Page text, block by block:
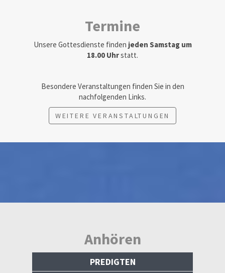
Termine
Unsere Gottesdienste finden jeden Samstag um
18.00 Uhrstatt.
Besondere Veranstaltungen finden Sie in den
nachfolgenden Links.
WEITERE VERANSTALTUNGEN
Anhören
PREDIGTEN